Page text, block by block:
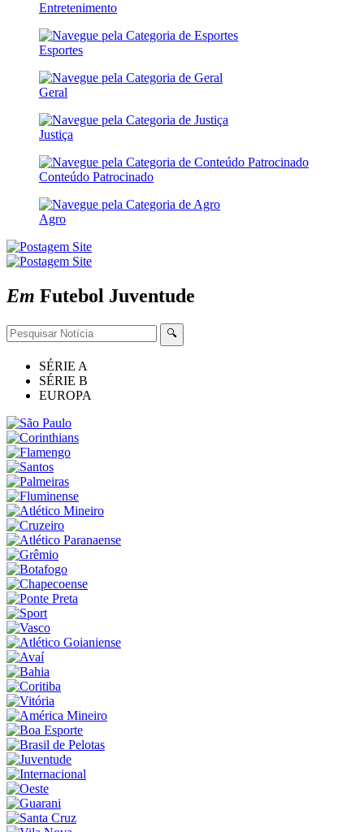
Entretenimento
Esportes
Geral
Justiça
Conteúdo Patrocinado
Agro
Em Futebol Juventude
🔍
SÉRIE A
SÉRIE B
EUROPA